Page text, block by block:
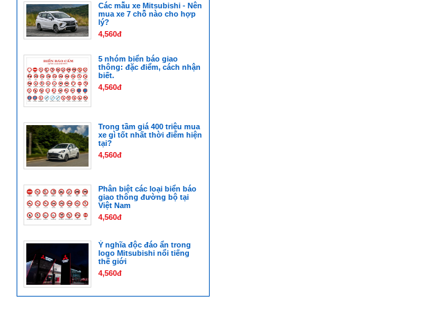
Các mẫu xe Mitsubishi - Nên
mua xe 7 chỗ nào cho hợp
lý?
4,560đ
5 nhóm biển báo giao
thông: đặc điểm, cách nhận
biết.
4,560đ
Trong tầm giá 400 triệu mua
xe gì tốt nhất thời điểm hiện
tại?
4,560đ
Phân biệt các loại biển báo
giao thông đường bộ tại
Việt Nam
4,560đ
Ý nghĩa độc đáo ẩn trong
logo Mitsubishi nổi tiếng
thế giới
4,560đ